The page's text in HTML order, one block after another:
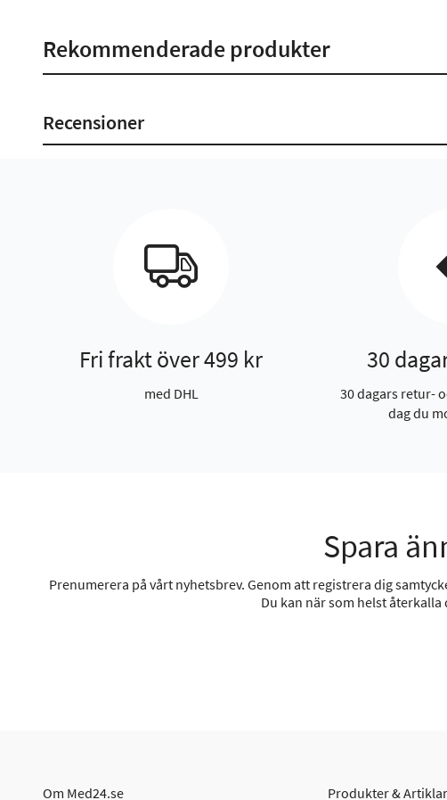
Rekommenderade produkter
Recensioner
Fri frakt över 499 kr
med DHL
30
30 dagars retur-
dag du
Spara
Prenumerera på vårt nyhetsbrev. Genom att registrera dig
Du kan när som helst
Om Med24.se Produkter & Artiklar